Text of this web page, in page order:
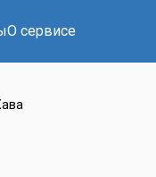
О сервисе